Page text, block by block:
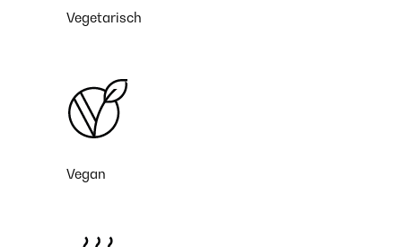
Vegetarisch
Vegan